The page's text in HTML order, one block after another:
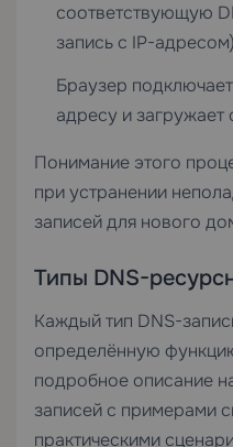
соответствующую
запись с IP-
Браузер
адресу и загружает
Понимание этого
при устранении
записей для нового
Типы DNS-
Каждый тип DNS-
определённую
подробное описание
записей с примерами
практическими